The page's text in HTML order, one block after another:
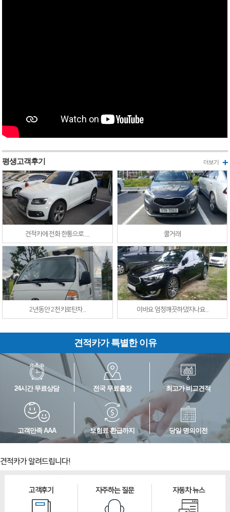
평생고객후기 더보기 +
견적카에 전화 한통으로...... 쿨거래
2년동안 2천키로탄차... 이바요 엄청깨끗하댔자나요...
견적카가 특별한 이유
24시간 무료상담 전국 무료출장 최고가 비교견적
고객만족 AAA 보험료 환급까지 당일 명의이전
견적카가 알려드립니다!
고객후기 자주하는 질문 자동차 뉴스